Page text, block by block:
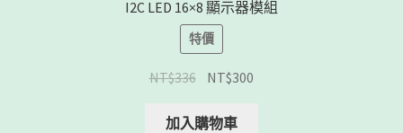
I2C LED 16×8 顯示器模組
特價
NT$336 NT$300
加入購物車